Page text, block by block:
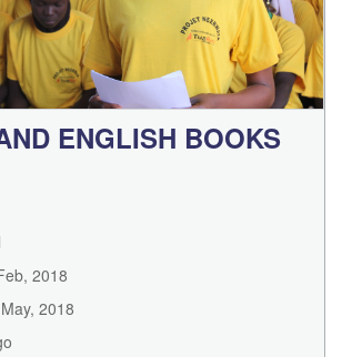
ENGLISH BOOKS
2018
2018